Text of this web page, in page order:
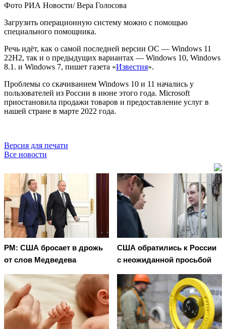
Фото РИА Новости/ Вера Голосова
Загрузить операционную систему можно с помощью
специального помощника.
Речь идёт, как о самой последней версии ОС — Windows 11
22H2, так и о предыдущих вариантах — Windows 10, Windows
8.1. и Windows 7, пишет газета «Известия».
Проблемы со скачиванием Windows 10 и 11 начались у
пользователей из России в июне этого года. Microsoft
приостановила продажи товаров и предоставление услуг в
нашей стране в марте 2022 года.
Версия для печати
Все новости
PM: США бросает в дрожь
от слов Медведева
США обратились к России
с неожиданной просьбой